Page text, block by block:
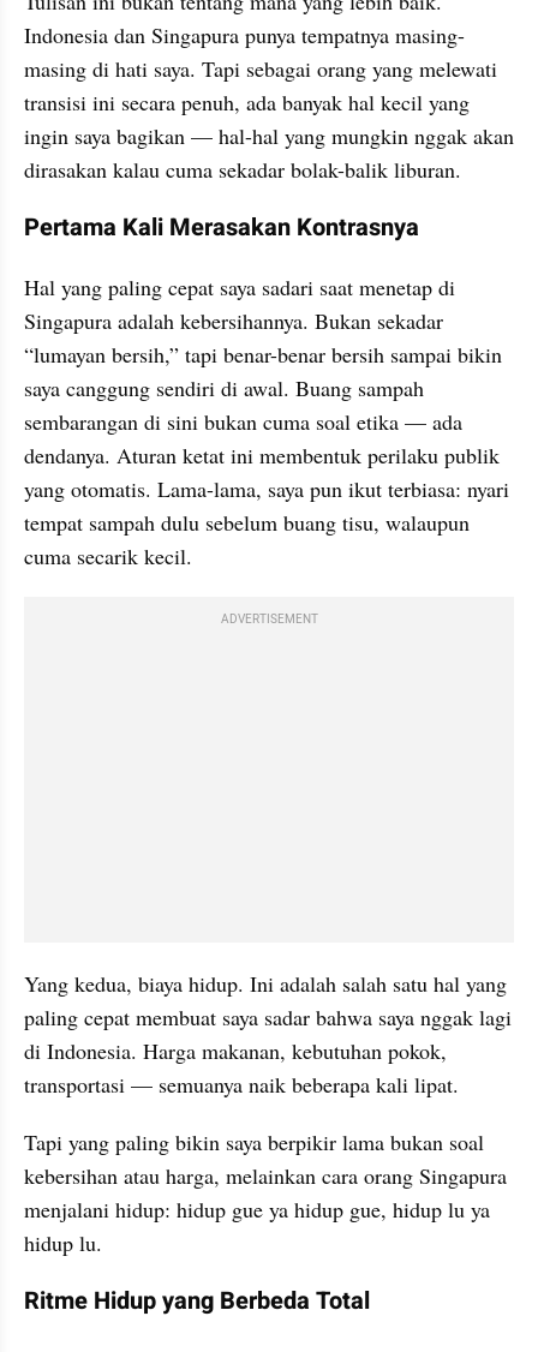
Indonesia dan Singapura punya tempatnya masing-
masing di hati saya. Tapi sebagai orang yang melewati
transisi ini secara penuh, ada banyak hal kecil yang
ingin saya bagikan — hal-hal yang mungkin nggak akan
dirasakan kalau cuma sekadar bolak-balik liburan.
Pertama Kali Merasakan Kontrasnya
Hal yang paling cepat saya sadari saat menetap di
Singapura adalah kebersihannya. Bukan sekadar
“lumayan bersih,” tapi benar-benar bersih sampai bikin
saya canggung sendiri di awal. Buang sampah
sembarangan di sini bukan cuma soal etika — ada
dendanya. Aturan ketat ini membentuk perilaku publik
yang otomatis. Lama-lama, saya pun ikut terbiasa: nyari
tempat sampah dulu sebelum buang tisu, walaupun
cuma secarik kecil.
ADVERTISEMENT
Yang kedua, biaya hidup. Ini adalah salah satu hal yang
paling cepat membuat saya sadar bahwa saya nggak lagi
di Indonesia. Harga makanan, kebutuhan pokok,
transportasi — semuanya naik beberapa kali lipat.
Tapi yang paling bikin saya berpikir lama bukan soal
kebersihan atau harga, melainkan cara orang Singapura
menjalani hidup: hidup gue ya hidup gue, hidup lu ya
hidup lu.
Ritme Hidup yang Berbeda Total